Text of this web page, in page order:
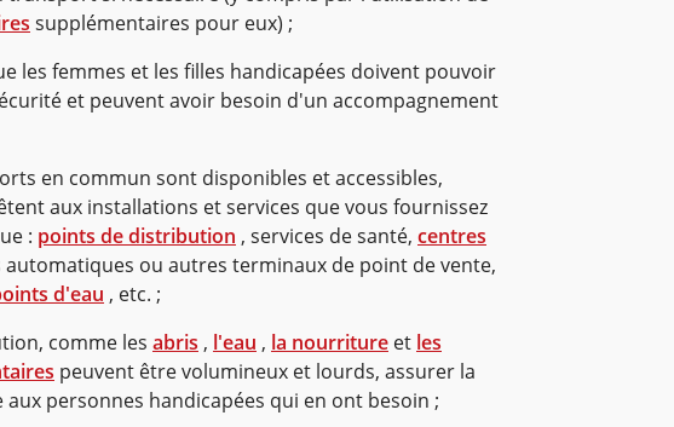
supplémentaires pour eux) ;
les femmes et les filles handicapées doivent pouvoir
et peuvent avoir besoin d'un accompagnement
en commun sont disponibles et accessibles,
aux installations et services que vous fournissez
: points de distribution , services de santé, centres
automatiques ou autres terminaux de point de vente,
d'eau , etc. ;
comme les abris , l'eau , la nourriture et les
peuvent être volumineux et lourds, assurer la
personnes handicapées qui en ont besoin ;